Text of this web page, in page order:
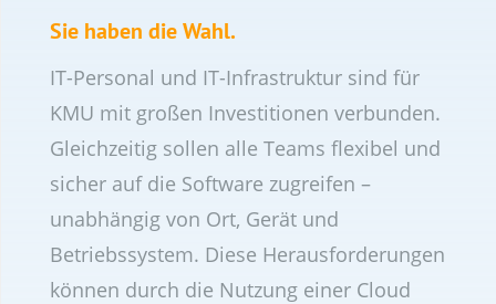
Sie haben die Wahl.
IT-Personal und IT-Infrastruktur sind für
KMU mit großen Investitionen verbunden.
Gleichzeitig sollen alle Teams flexibel und
sicher auf die Software zugreifen –
unabhängig von Ort, Gerät und
Betriebssystem. Diese Herausforderungen
können durch die Nutzung einer Cloud